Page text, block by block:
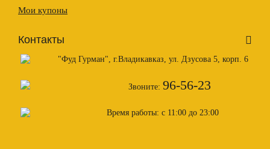
Мои купоны
Контакты
"Фуд Гурман", г.Владикавказ, ул. Дзусова 5, корп. 6
Звоните: 96-56-23
Время работы: с 11:00 до 23:00